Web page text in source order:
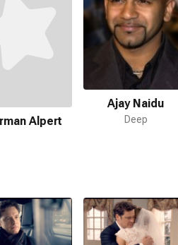
,William Rexertarafından
Alpert
Ajay Naidu
Deep